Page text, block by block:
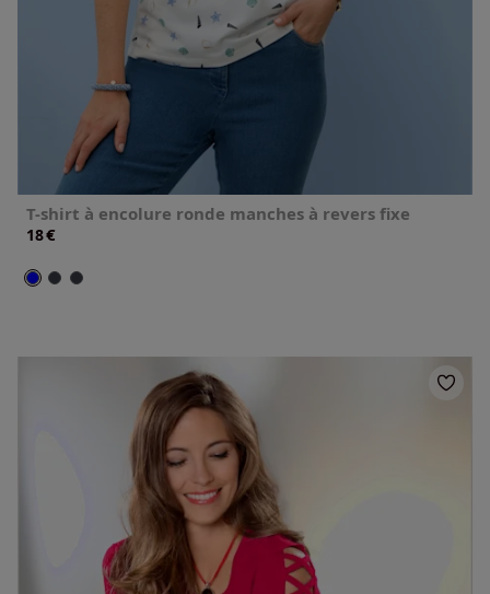
T-shirt à encolure ronde manches à revers fixe
18€